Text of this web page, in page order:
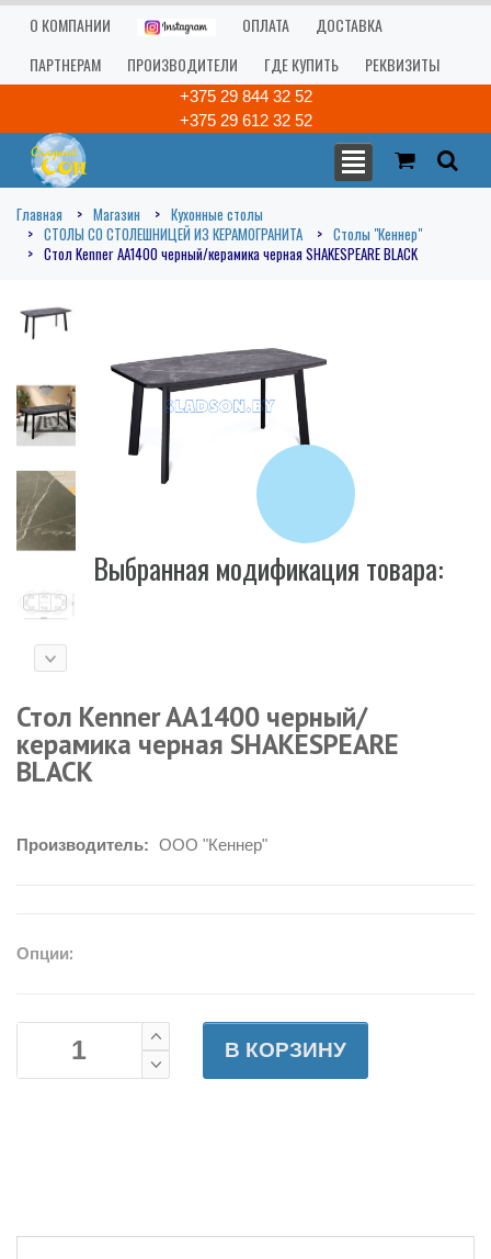
О КОМПАНИИ ОПЛАТА
ДОСТАВКА
ПАРТНЕРАМ
ПРОИЗВОДИТЕЛИ ГДЕ КУПИТЬ РЕКВИЗИТЫ
+375 29 844 32 52
+375 29 612 32 52
Главная Магазин
Кухонные столы
СТОЛЫ СО СТОЛЕШНИЦЕЙ ИЗ КЕРАМОГРАНИТА
Столы "Кеннер"
Стол Kenner AA1400 черный/керамика черная SHAKESPEARE BLACK
Выбранная модификация товара:
Стол Kenner AA1400 черный/
керамика черная SHAKESPEARE
BLACK
Производитель: ООО "Кеннер"
Опции:
В КОРЗИНУ